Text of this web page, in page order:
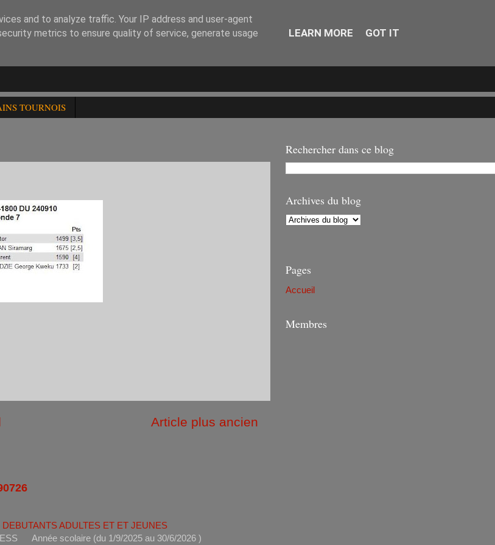
TOURNOIS
Article plus ancien
ADULTES ET ET JEUNES
CHESS Année scolaire (du 1/9/2025 au 30/6/2026 )
Rechercher dans ce blog
Archives du blog
Pages
Accueil
Membres
and to analyze traffic. Your IP address and user-agent
metrics to ensure quality of service, generate usage
LEARN MORE GOT IT